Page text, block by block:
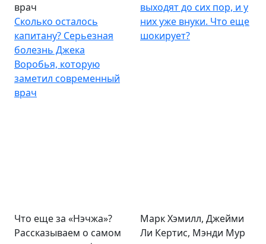
врач
Сколько осталось
капитану? Серьезная
болезнь Джека
Воробья, которую
заметил современный
врач
выходят до сих пор, и у
них уже внуки. Что еще
шокирует?
Что еще за «Нэчжа»?
Рассказываем о самом
Марк Хэмилл, Джейми
Ли Кертис, Мэнди Мур